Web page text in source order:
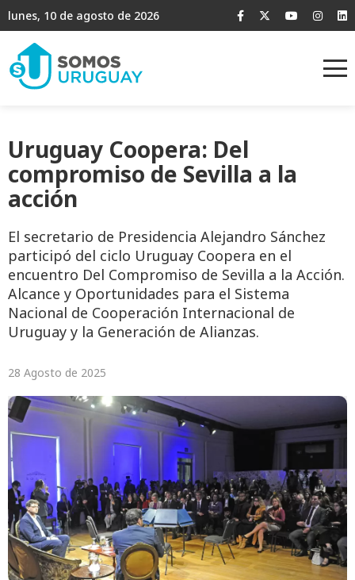
lunes, 10 de agosto de 2026
Uruguay Coopera: Del
compromiso de Sevilla a la
acción
El secretario de Presidencia Alejandro Sánchez
participó del ciclo Uruguay Coopera en el
encuentro Del Compromiso de Sevilla a la Acción.
Alcance y Oportunidades para el Sistema
Nacional de Cooperación Internacional de
Uruguay y la Generación de Alianzas.
28 Agosto de 2025